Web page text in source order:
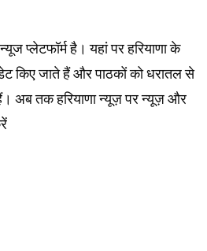
प्लेटफॉर्म है। यहां पर हरियाणा के
किए जाते हैं और पाठकों को धरातल से
अब तक हरियाणा न्यूज़ पर न्यूज़ और